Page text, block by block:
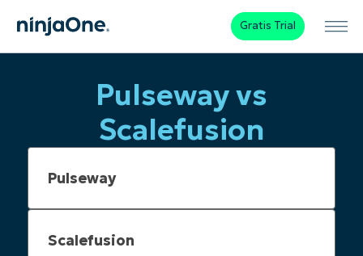
Gratis Trial
Pulseway vs
Scalefusion